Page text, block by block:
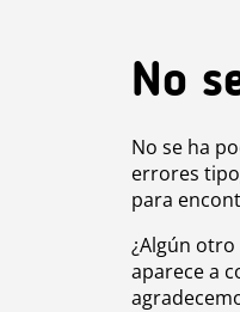
No
No se ha
errores
para
¿Algún
aparece a